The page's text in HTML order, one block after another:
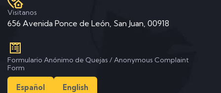
Visitanos
656 Avenida Ponce de León, San Juan, 00918
Formulario Anónimo de Quejas / Anonymous Complaint
Form
Español English